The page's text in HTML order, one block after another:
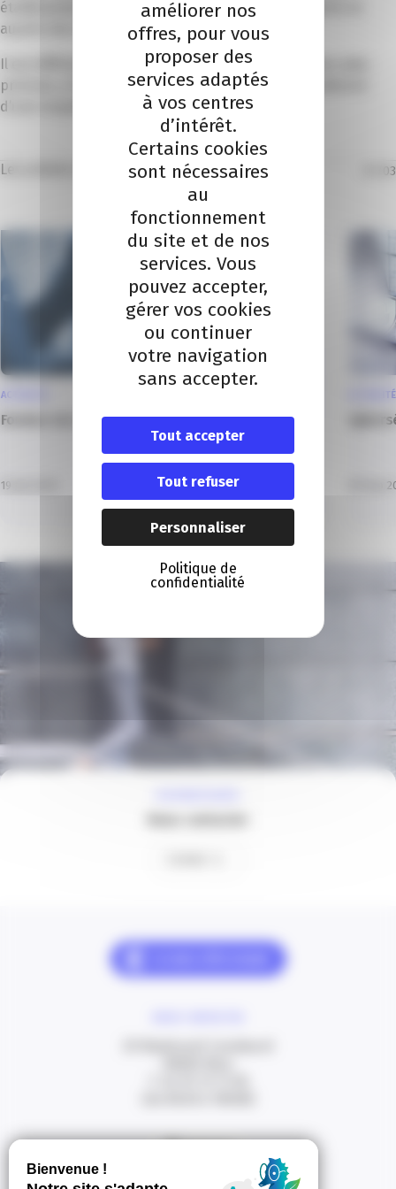
établissements d’enseignement, dans les ports gérés et
auprès des entreprises et commerces.
Il est difficile à ce stade de diffuser des informations plus
précises, a fortiori lorsque lesdites informations relèvent
d’une enquête judiciaire.
Les articles dans la même thématique 03
ACTUALITÉ
Formez vos salariés face aux cyberattaques
19 Juil 2025
ACTUALITÉ
09 Sep
améliorer nos
offres, pour vous
proposer des
services adaptés
à vos centres
d’intérêt.
Certains cookies
sont nécessaires
au
fonctionnement
du site et de nos
services. Vous
pouvez accepter,
gérer vos cookies
ou continuer
votre navigation
sans accepter.
Tout accepter
Tout refuser
Personnaliser
Politique de
confidentialité